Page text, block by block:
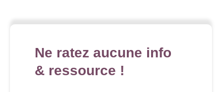
Ne ratez aucune info
& ressource !